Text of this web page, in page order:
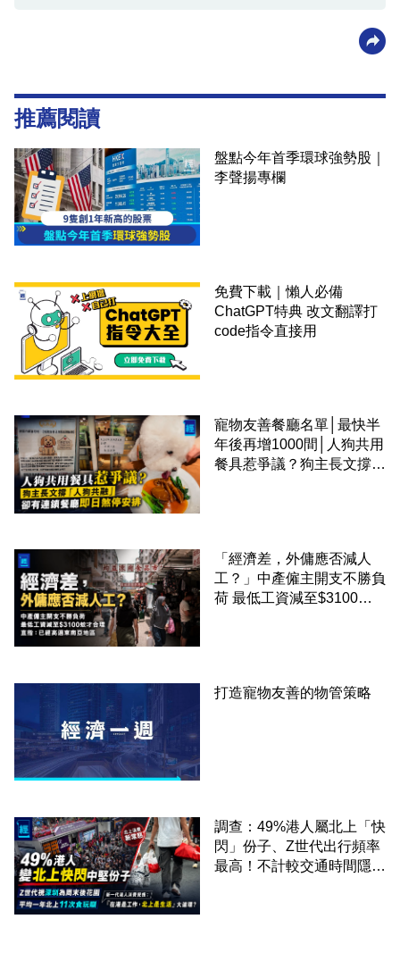
推薦閱讀
盤點今年首季環球強勢股｜
李聲揚專欄
免費下載｜懶人必備
ChatGPT特典 改文翻譯打
code指令直接用
寵物友善餐廳名單│最快半
年後再增1000間│人狗共用
餐具惹爭議？狗主長文撐
「經濟差，外傭應否減人
工？」中產僱主開支不勝負
荷 最低工資減至$3100蚊
打造寵物友善的物管策略
調查：49%港人屬北上「快
閃」份子、Z世代出行頻率
最高！不計較交通時間隱形